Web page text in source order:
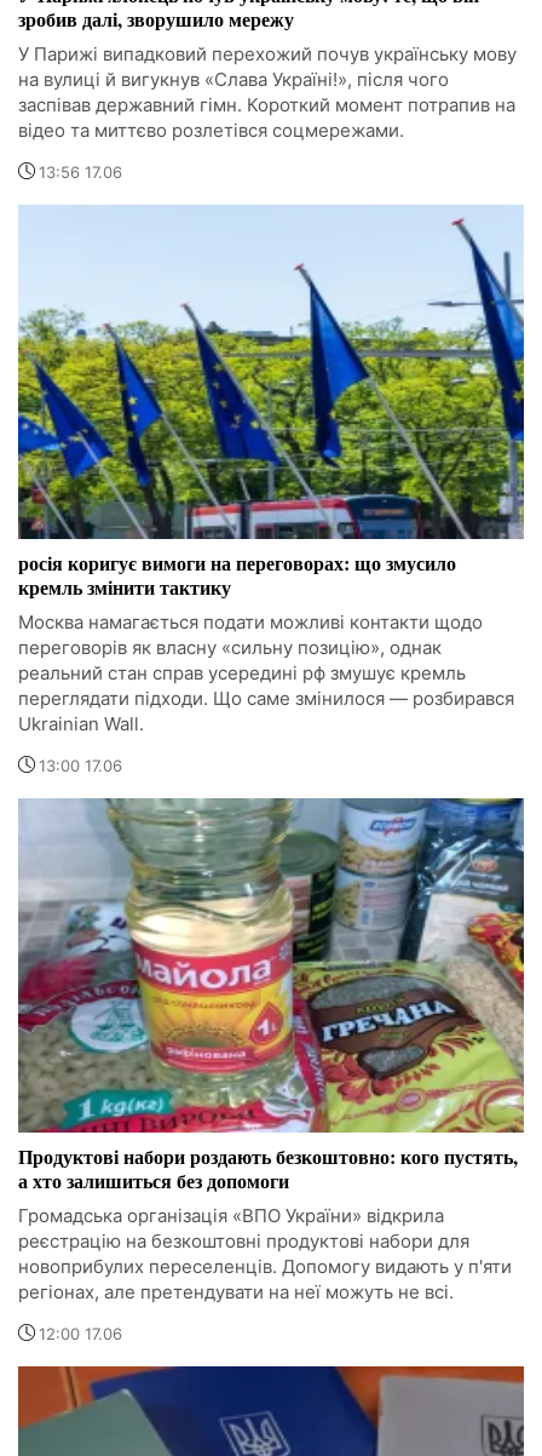
зробив далі, зворушило мережу
У Парижі випадковий перехожий почув українську мову
на вулиці й вигукнув «Слава Україні!», після чого
заспівав державний гімн. Короткий момент потрапив на
відео та миттєво розлетівся соцмережами.
13:56 17.06
росія коригує вимоги на переговорах: що змусило
кремль змінити тактику
Москва намагається подати можливі контакти щодо
переговорів як власну «сильну позицію», однак
реальний стан справ усередині рф змушує кремль
переглядати підходи. Що саме змінилося — розбирався
Ukrainian Wall.
13:00 17.06
Продуктові набори роздають безкоштовно: кого пустять,
а хто залишиться без допомоги
Громадська організація «ВПО України» відкрила
реєстрацію на безкоштовні продуктові набори для
новоприбулих переселенців. Допомогу видають у п'яти
регіонах, але претендувати на неї можуть не всі.
12:00 17.06